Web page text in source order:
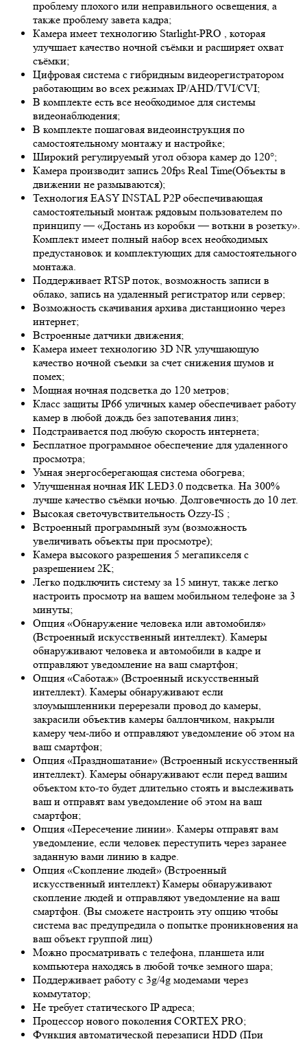
проблему плохого или неправильного освещения, а
также проблему завета кадра;
Камера имеет технологию Starlight-PRO , которая
улучшает качество ночной съёмки и расширяет охват
съёмки;
Цифровая система с гибридным видеорегистратором
работающим во всех режимах IP/AHD/TVI/CVI;
В комплекте есть все необходимое для системы
видеонаблюдения;
В комплекте пошаговая видеоинструкция по
самостоятельному монтажу и настройке;
Широкий регулируемый угол обзора камер до 120°;
Камера производит запись 20fps Real Time(Объекты в
движении не размываются);
Технология EASY INSTAL P2P обеспечивающая
самостоятельный монтаж рядовым пользователем по
принципу — «Достань из коробки — воткни в розетку».
Комплект имеет полный набор всех необходимых
предустановок и комплектующих для самостоятельного
монтажа.
Поддерживает RTSP поток, возможность записи в
облако, запись на удаленный регистратор или сервер;
Возможность скачивания архива дистанционно через
интернет;
Встроенные датчики движения;
Камера имеет технологию 3D NR улучшающую
качество ночной съемки за счет снижения шумов и
помех;
Мощная ночная подсветка до 120 метров;
Класс защиты IP66 уличных камер обеспечивает работу
камер в любой дождь без запотевания линз;
Подстраивается под любую скорость интернета;
Бесплатное программное обеспечение для удаленного
просмотра;
Умная энергосберегающая система обогрева;
Улучшенная ночная ИК LED3.0 подсветка. На 300%
лучше качество съёмки ночью. Долговечность до 10 лет.
Высокая светочувствительность Ozzy-IS ;
Встроенный программный зум (возможность
увеличивать объекты при просмотре);
Камера высокого разрешения 5 мегапикселя с
разрешением 2K;
Легко подключить систему за 15 минут, также легко
настроить просмотр на вашем мобильном телефоне за 3
минуты;
Опция «Обнаружение человека или автомобиля»
(Встроенный искусственный интеллект). Камеры
обнаруживают человека и автомобили в кадре и
отправляют уведомление на ваш смартфон;
Опция «Саботаж» (Встроенный искусственный
интеллект). Камеры обнаруживают если
злоумышленники перерезали провод до камеры,
закрасили объектив камеры баллончиком, накрыли
камеру чем-либо и отправляют уведомление об этом на
ваш смартфон;
Опция «Праздношатание» (Встроенный искусственный
интеллект). Камеры обнаруживают если перед вашим
объектом кто-то будет длительно стоять и выслеживать
ваш и отправят вам уведомление об этом на ваш
смартфон;
Опция «Пересечение линии». Камеры отправят вам
уведомление, если человек переступить через заранее
заданную вами линию в кадре.
Опция «Скопление людей» (Встроенный
искусственный интеллект) Камеры обнаруживают
скопление людей и отправляют уведомление на ваш
смартфон. (Вы сможете настроить эту опцию чтобы
система вас предупредила о попытке проникновения на
ваш объект группой лиц)
Можно просматривать с телефона, планшета или
компьютера находясь в любой точке земного шара;
Поддерживает работу с 3g/4g модемами через
коммутатор;
Не требует статического IP адреса;
Процессор нового поколения CORTEX PRO;
Функция автоматической перезаписи HDD (При